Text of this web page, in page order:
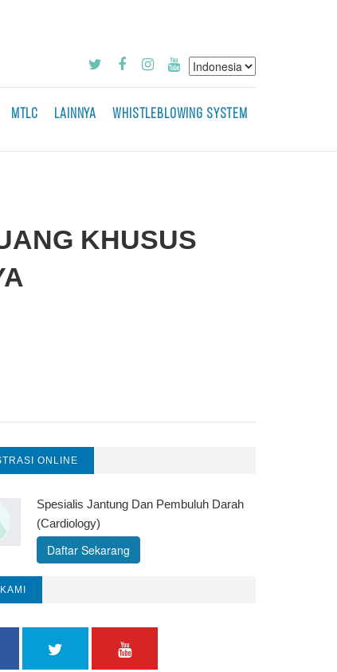
MTLC LAINNYA WHISTLEBLOWING SYSTEM
KHUSUS
ONLINE
Spesialis Jantung Dan Pembuluh Darah
(Cardiology)
Daftar Sekarang